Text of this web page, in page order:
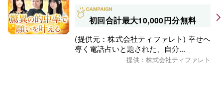
初回合計最大10,000円分無料
(提供元：株式会社ティファレト) 幸せへ
導く電話占いと題された、自分...
提供：株式会社ティファレト